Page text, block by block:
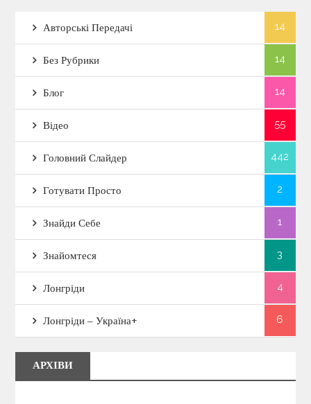
Авторські Передачі 14
Без Рубрики 14
Блог 14
Відео 55
Головний Слайдер 442
Готувати Просто 2
Знайди Себе 1
Знайомтеся 3
Лонгріди 4
Лонгріди – Україна+ 6
АРХІВИ